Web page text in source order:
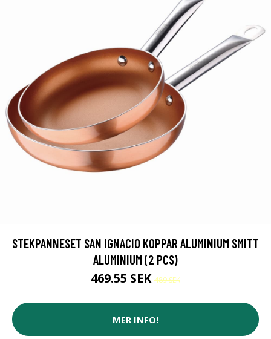
STEKPANNESET SAN IGNACIO KOPPAR ALUMINIUM SMITT
ALUMINIUM (2 PCS)
469.55 SEK 489 SEK
MER INFO!